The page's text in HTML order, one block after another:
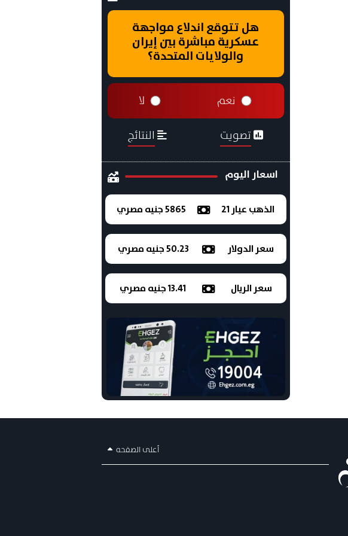
هل تتوقع اندلاع مواجهة
عسكرية مباشرة بين إيران
والولايات المتحدة؟
نعم لا
تصويت النتائج
اسعار اليوم
الذهب عيار 21 5865 جنيه مصري
سعر الدولار 50.23 جنيه مصري
سعر الريال 13.41 جنيه مصري
أعلى الصفحه